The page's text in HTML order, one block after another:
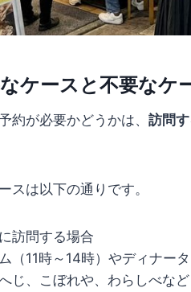
ケースと不要なケ
約が必要かどうかは、 訪問
スは以下の通りです。
訪問する場合
（11時～14時）やディナー
じ、こぼれや、わらしべな